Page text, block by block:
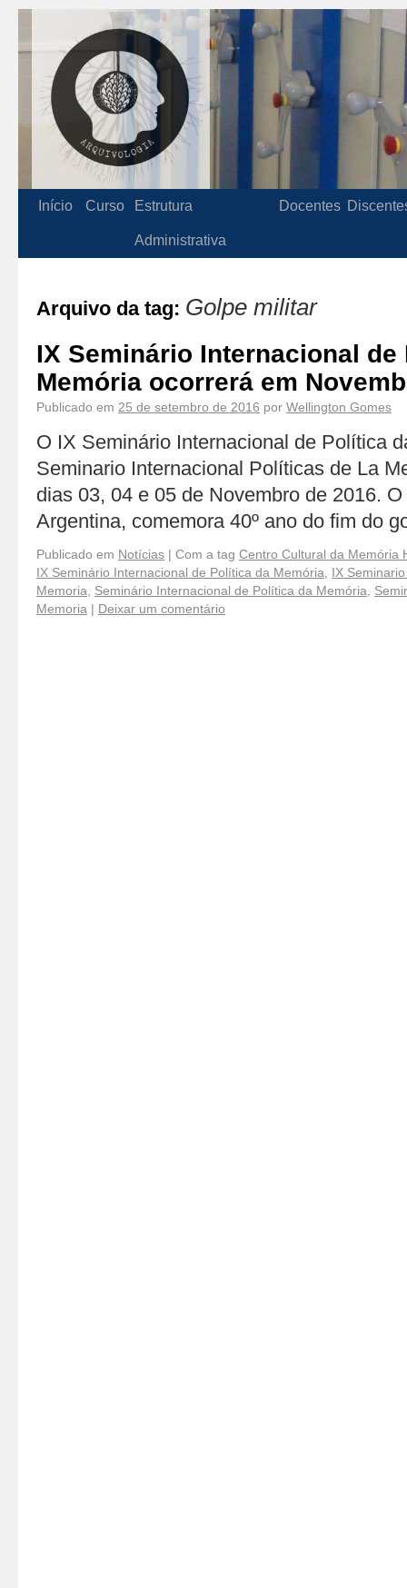
Início Curso Estrutura
Administrativa
Docentes
Arquivo da tag: Golpe militar
IX Seminário Internacional de
Memória ocorrerá em
Publicado em 25 de setembro de 2016 por Wellington Gomes
O IX Seminário Internacional de Política
Seminario Internacional Políticas de La
dias 03, 04 e 05 de Novembro de 2016.
Argentina, comemora 40º ano do fim do
Publicado em Notícias | Com a tag Centro Cultural da Memória
IX Seminário Internacional de Política da Memória
IX
Memoria
Seminário Internacional de Política da Memória
Memoria | Deixar um comentário